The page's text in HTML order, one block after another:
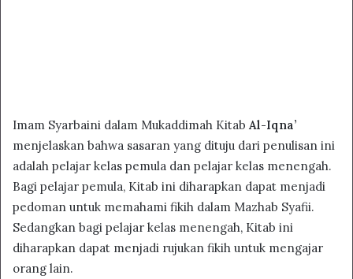
Imam Syarbaini dalam Mukaddimah Kitab Al-Iqna’
menjelaskan bahwa sasaran yang dituju dari penulisan ini
adalah pelajar kelas pemula dan pelajar kelas menengah.
Bagi pelajar pemula, Kitab ini diharapkan dapat menjadi
pedoman untuk memahami fikih dalam Mazhab Syafii.
Sedangkan bagi pelajar kelas menengah, Kitab ini
diharapkan dapat menjadi rujukan fikih untuk mengajar
orang lain.